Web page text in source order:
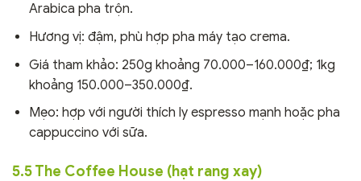
Arabica pha trộn.
Hương vị: đậm, phù hợp pha máy tạo crema.
Giá tham khảo: 250g khoảng 70.000–160.000₫; 1kg
khoảng 150.000–350.000₫.
Mẹo: hợp với người thích ly espresso mạnh hoặc pha
cappuccino với sữa.
5.5 The Coffee House (hạt rang xay)